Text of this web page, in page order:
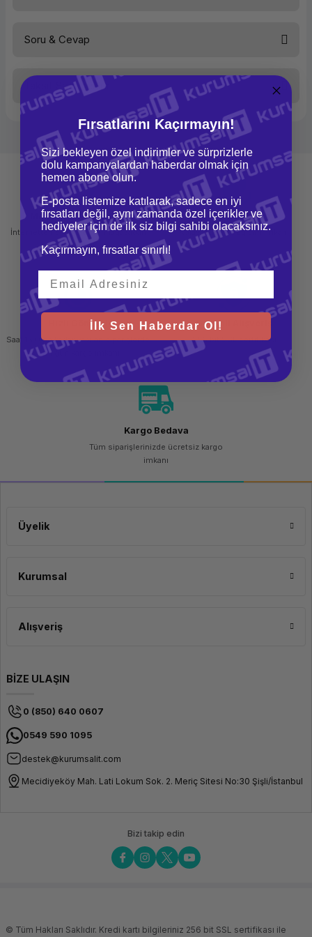
Yorum Yaz
Soru & Cevap
Ürün hakkında henüz soru sorulmamış.
Taksit Seçenekleri
Mağazadan Teslimat
İnternetten sipariş et ve mağazadan
teslim al
İade ve Değişim
Kolay iade ve değişim imkanı
Hızlı Gönderi
Saat 15.00'a kadar yapılan siparişlerde
aynı gün kargo imkanı
Güvenli Alışveriş
256 bit SSL sertifikası
Kargo Bedava
Tüm siparişlerinizde ücretsiz kargo
imkanı
Üyelik
Kurumsal
Alışveriş
BİZE ULAŞIN
0 (850) 640 0607
0549 590 1095
destek@kurumsalit.com
Mecidiyeköy Mah. Lati Lokum Sok. 2. Meriç Sitesi No:30 Şişli/İstanbul
Bizi takip edin
© Tüm Hakları Saklıdır. Kredi kartı bilgileriniz 256 bit SSL sertifikası ile
Fırsatlarını Kaçırmayın!
Sizi bekleyen özel indirimler ve sürprizlerle
dolu kampanyalardan haberdar olmak için
hemen abone olun.
E-posta listemize katılarak, sadece en iyi
fırsatları değil, aynı zamanda özel içerikler ve
hediyeler için de ilk siz bilgi sahibi olacaksınız.
Kaçırmayın, fırsatlar sınırlı!
İlk Sen Haberdar Ol!